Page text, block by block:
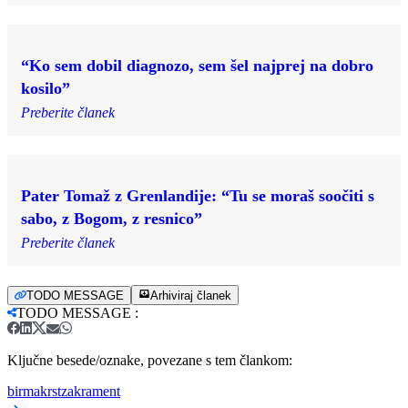
“Ko sem dobil diagnozo, sem šel najprej na dobro
kosilo”
Preberite članek
Pater Tomaž z Grenlandije: “Tu se moraš soočiti s
sabo, z Bogom, z resnico”
Preberite članek
TODO MESSAGE Arhiviraj članek
TODO MESSAGE :
Ključne besede/oznake, povezane s tem člankom:
birmakrstzakrament